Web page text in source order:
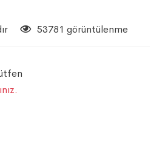
53781 görüntülenme